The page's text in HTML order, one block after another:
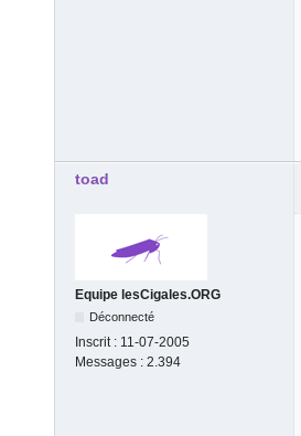
toad
Equipe lesCigales.ORG
Déconnecté
Inscrit : 11-07-2005
Messages : 2.394